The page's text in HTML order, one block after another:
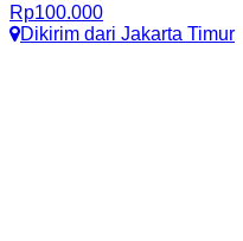
Rp100.000
Dikirim dari Jakarta Timur